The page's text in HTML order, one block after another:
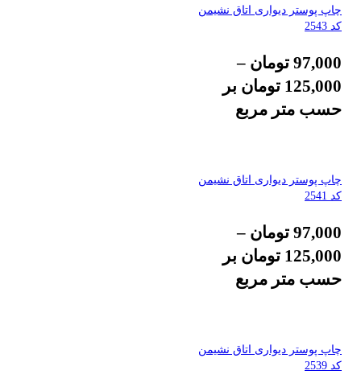
چاپ پوستر دیواری اتاق نشیمن
کد 2543
97,000 تومان –
125,000 تومان بر
حسب متر مربع
چاپ پوستر دیواری اتاق نشیمن
کد 2541
97,000 تومان –
125,000 تومان بر
حسب متر مربع
چاپ پوستر دیواری اتاق نشیمن
کد 2539